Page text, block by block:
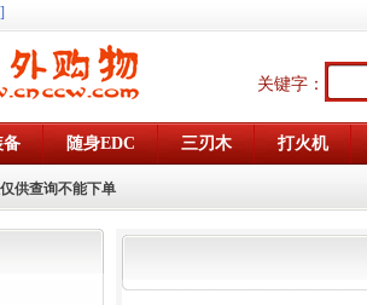
关键字：
备 随身EDC 三刃木 打火机
供查询不能下单